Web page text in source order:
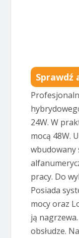
Sprawdź
24W. W
mocą 48W.
wbudowany
pracy. Do
Posiada
mocy oraz
ją
obsłudze.